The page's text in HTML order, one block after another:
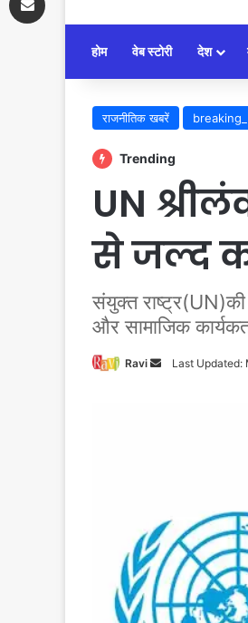
होम वेब स्टोरी देश
राजनीतिक खबरें
Trending
UN
से जल्द
संयुक्त
और सामाजिक
Ravi
Send
Last Updated: